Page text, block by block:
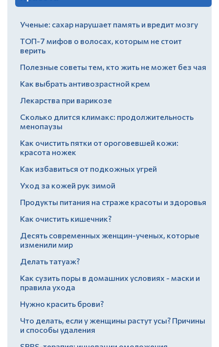
Ученые: сахар нарушает память и вредит мозгу
ТОП-7 мифов о волосах, которым не стоит
верить
Полезные советы тем, кто жить не может без чая
Как выбрать антивозрастной крем
Лекарства при варикозе
Сколько длится климакс: продолжительность
менопаузы
Как очистить пятки от ороговевшей кожи:
красота ножек
Как избавиться от подкожных угрей
Уход за кожей рук зимой
Продукты питания на страже красоты и здоровья
Как очистить кишечник?
Десять современных женщин-ученых, которые
изменили мир
Делать татуаж?
Как сузить поры в домашних условиях - маски и
правила ухода
Нужно красить брови?
Что делать, если у женщины растут усы? Причины
и способы удаления